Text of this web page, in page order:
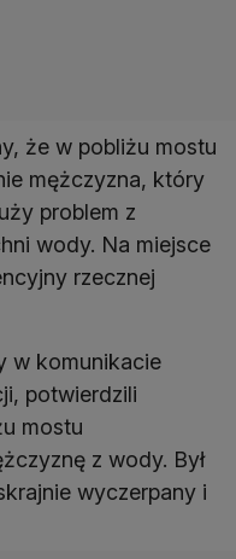
że w pobliżu mostu
mężczyzna, który
problem z
wody. Na miejsce
rzecznej
w komunikacie
potwierdzili
mostu
z wody. Był
wyczerpany i